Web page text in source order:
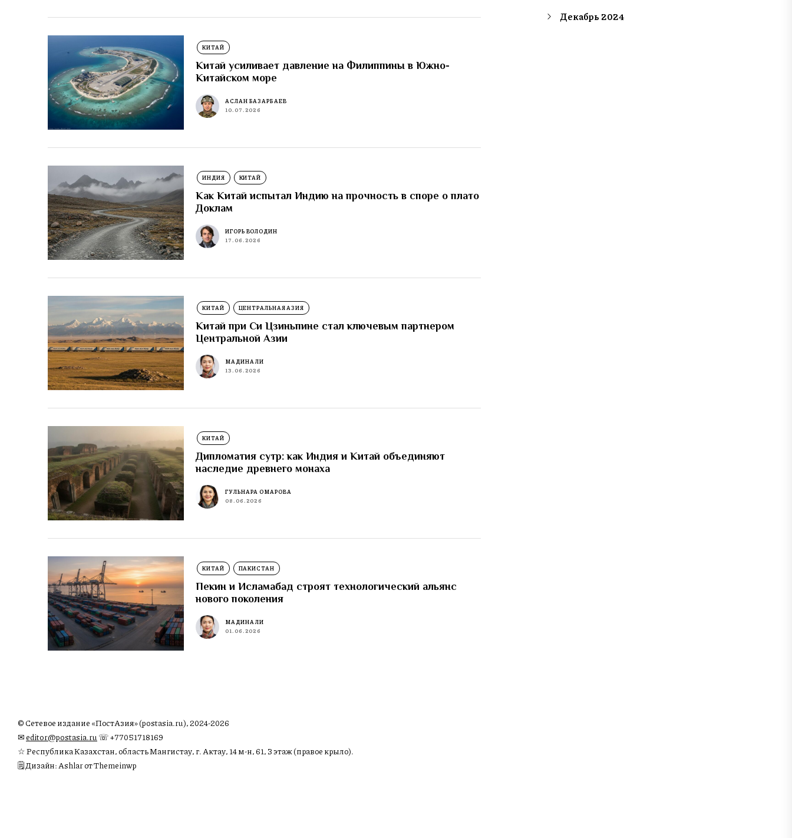
КИТАЙ
Китай усиливает давление на Филиппины в Южно-
Китайском море
АСЛАН БАЗАРБАЕВ
10.07.2026
ИНДИЯ КИТАЙ
Как Китай испытал Индию на прочность в споре о плато
Доклам
ИГОРЬ ВОЛОДИН
17.06.2026
КИТАЙ ЦЕНТРАЛЬНАЯ АЗИЯ
Китай при Си Цзиньпине стал ключевым партнером
Центральной Азии
МАДИНА ЛИ
13.06.2026
КИТАЙ
Дипломатия сутр: как Индия и Китай объединяют
наследие древнего монаха
ГУЛЬНАРА ОМАРОВА
08.06.2026
КИТАЙ ПАКИСТАН
Пекин и Исламабад строят технологический альянс
нового поколения
МАДИНА ЛИ
01.06.2026
Декабрь 2024
© Сетевое издание «ПостАзия» (postasia.ru), 2024-2026
✉︎editor@postasia.ru ☏ +77051718169
☆ Республика Казахстан, область Мангистау, г. Актау, 14 м-н, 61, 3 этаж (правое крыло).
🗒 Дизайн: Ashlar от Themeinwp